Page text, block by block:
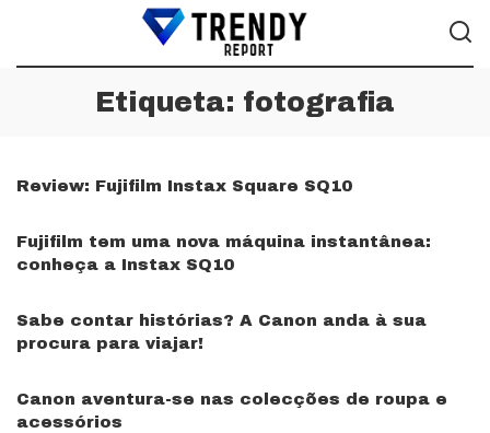
Etiqueta: fotografia
Review: Fujifilm Instax Square SQ10
Fujifilm tem uma nova máquina instantânea:
conheça a Instax SQ10
Sabe contar histórias? A Canon anda à sua
procura para viajar!
Canon aventura-se nas colecções de roupa e
acessórios